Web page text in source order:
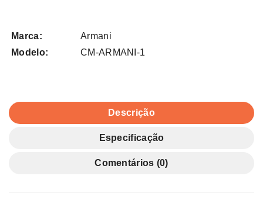
Marca:
Armani
Modelo:
CM-ARMANI-1
Descrição
Especificação
Comentários (0)